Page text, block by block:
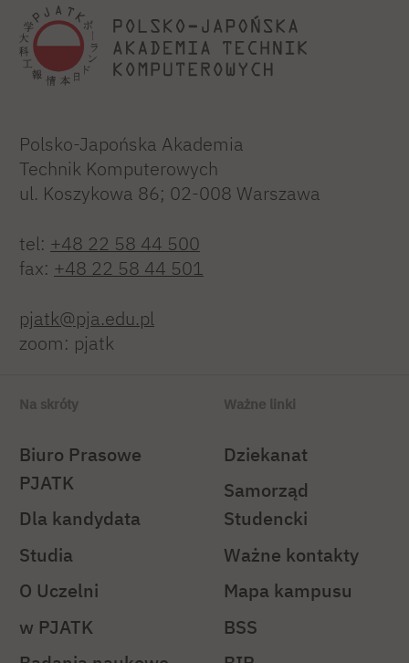
Polsko-Japońska Akademia
Technik Komputerowych
ul. Koszykowa 86; 02-008 Warszawa
tel: +48 22 58 44 500
fax: +48 22 58 44 501
pjatk@pja.edu.pl
zoom: pjatk
Na skróty
Biuro Prasowe
PJATK
Dla kandydata
Studia
O Uczelni
w PJATK
Ważne linki
Dziekanat
Samorząd
Studencki
Ważne kontakty
Mapa kampusu
BSS